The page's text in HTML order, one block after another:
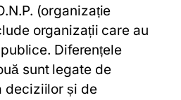
(organizație
organizații care au
Diferențele
sunt legate de
deciziilor și de